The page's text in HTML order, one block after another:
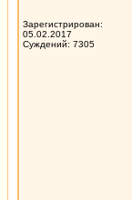
Зарегистрирован:
05.02.2017
Суждений: 7305